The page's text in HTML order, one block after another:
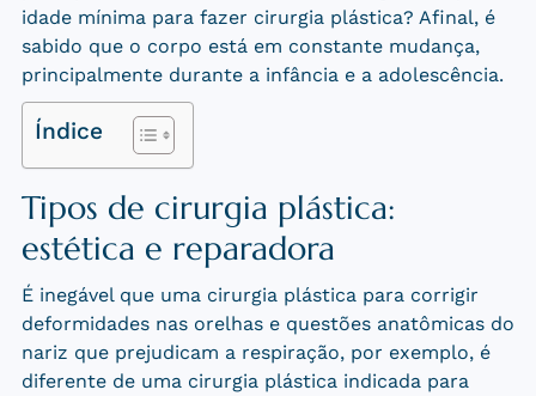
idade mínima para fazer cirurgia plástica? Afinal, é
sabido que o corpo está em constante mudança,
principalmente durante a infância e a adolescência.
Índice
Tipos de cirurgia plástica:
estética e reparadora
É inegável que uma cirurgia plástica para corrigir
deformidades nas orelhas e questões anatômicas do
nariz que prejudicam a respiração, por exemplo, é
diferente de uma cirurgia plástica indicada para